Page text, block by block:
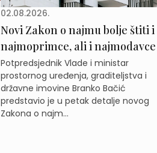
02.08.2026.
Novi Zakon o najmu bolje štiti i
najmoprimce, ali i najmodavce
Potpredsjednik Vlade i ministar
prostornog uređenja, graditeljstva i
državne imovine Branko Bačić
predstavio je u petak detalje novog
Zakona o najm...